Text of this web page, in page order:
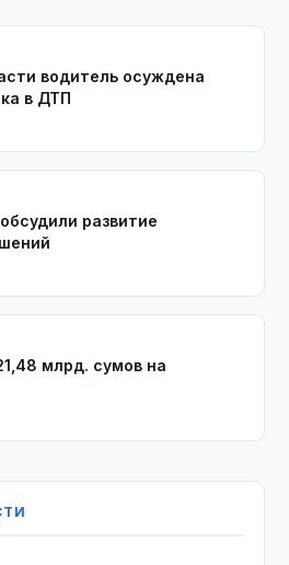
водитель осуждена
в ДТП
развитие
млрд. сумов на